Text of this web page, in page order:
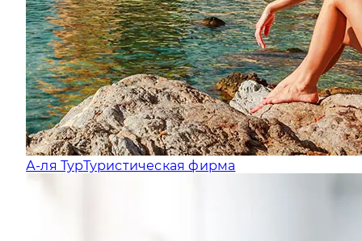
А-ля ТурТуристическая фирма